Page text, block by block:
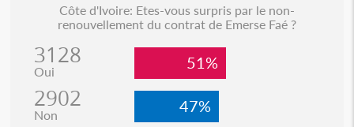
Côte d'Ivoire: Etes-vous surpris par le non-
renouvellement du contrat de Emerse Faé ?
3128
Oui 51%
2902
Non 47%